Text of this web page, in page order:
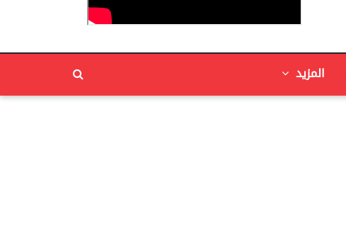
المزيد